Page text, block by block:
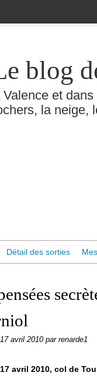
blog
Valence et
la neige,
Détail des sorties
17 avril 2010 par renarde1
avril 2010, col de